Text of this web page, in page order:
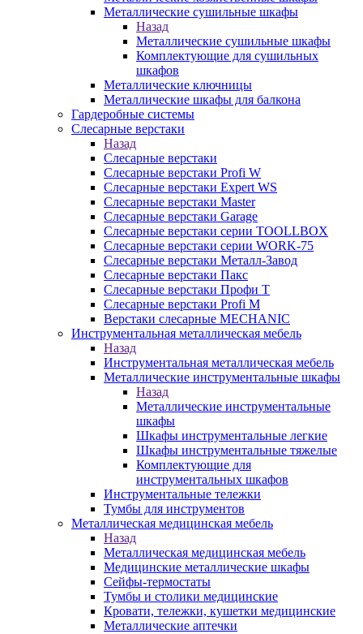
Металлические сушильные шкафы
Назад
Металлические сушильные шкафы
Комплектующие для сушильных
шкафов
Металлические ключницы
Металлические шкафы для балкона
Гардеробные системы
Слесарные верстаки
Назад
Слесарные верстаки
Слесарные верстаки Profi W
Слесарные верстаки Expert WS
Слесарные верстаки Master
Слесарные верстаки Garage
Слесарные верстаки серии TOOLLBOX
Слесарные верстаки серии WORK-75
Слесарные верстаки Металл-Завод
Слесарные верстаки Пакс
Слесарные верстаки Профи Т
Слесарные верстаки Profi M
Верстаки слесарные MECHANIC
Инструментальная металлическая мебель
Назад
Инструментальная металлическая мебель
Металлические инструментальные шкафы
Назад
Металлические инструментальные
шкафы
Шкафы инструментальные легкие
Шкафы инструментальные тяжелые
Комплектующие для
инструментальных шкафов
Инструментальные тележки
Тумбы для инструментов
Металлическая медицинская мебель
Назад
Металлическая медицинская мебель
Медицинские металлические шкафы
Сейфы-термостаты
Тумбы и столики медицинские
Кровати, тележки, кушетки медицинские
Металлические аптечки